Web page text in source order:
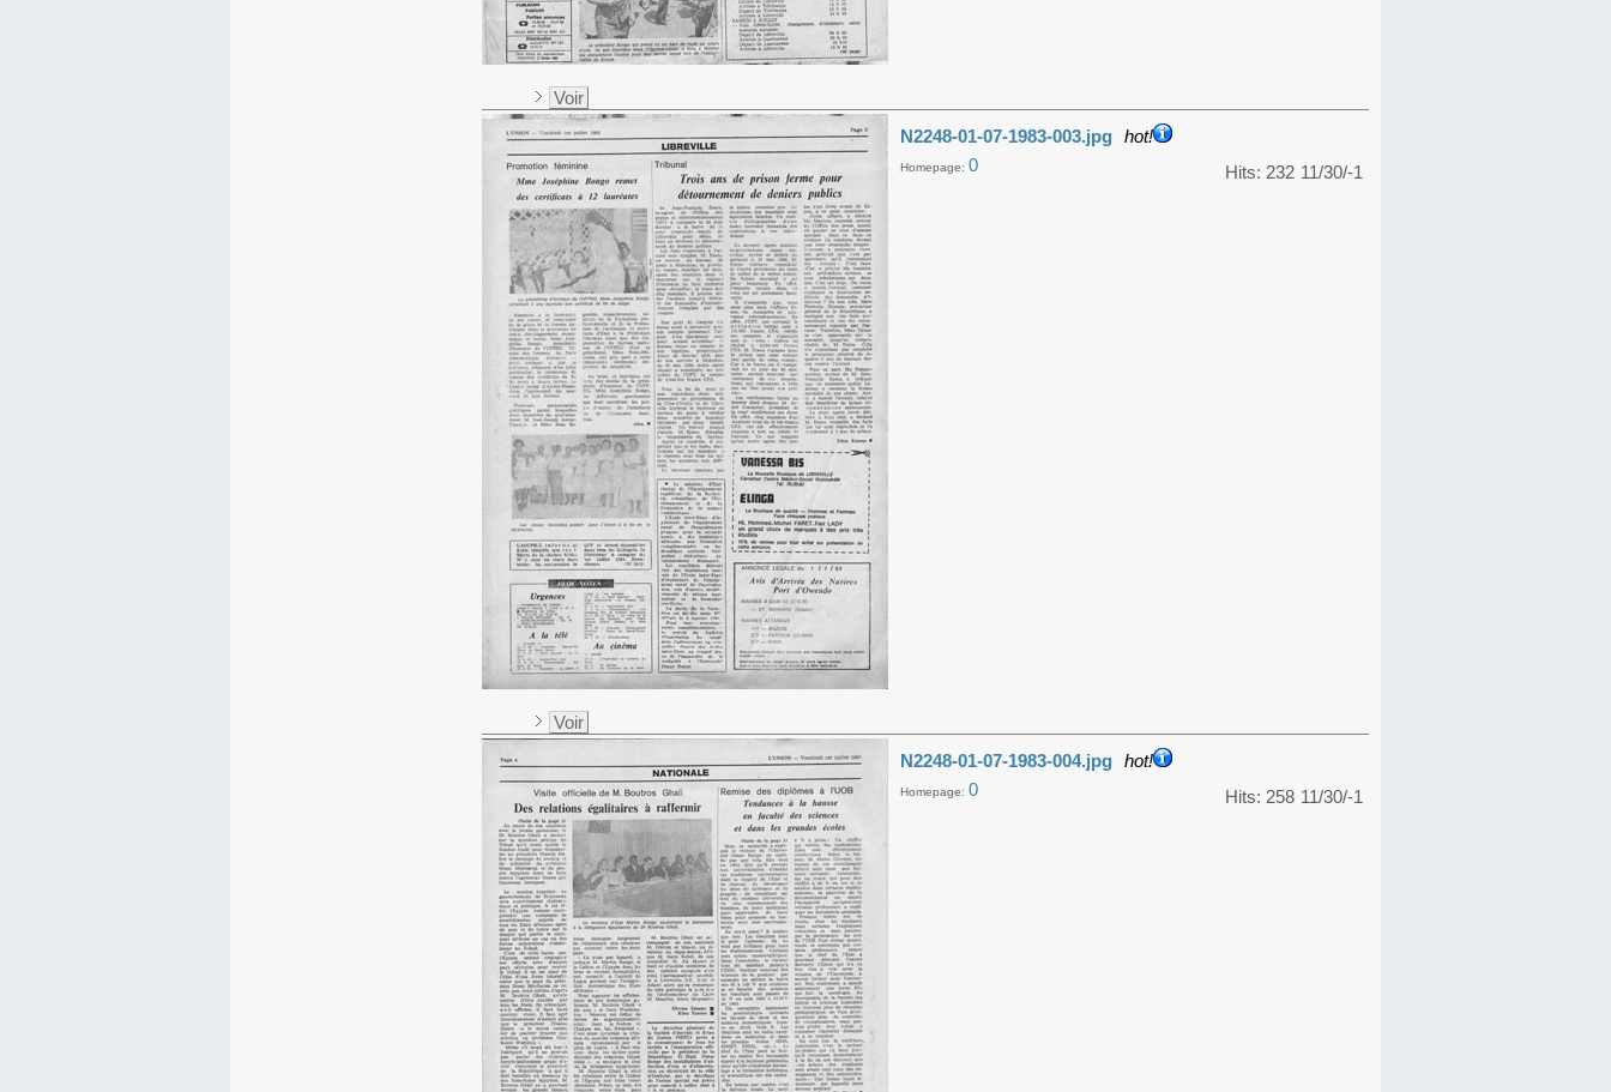
Voir
N2248-01-07-1983-003.jpg hot!
11/30/-1
Hits: 232
Homepage: 0
Voir
N2248-01-07-1983-004.jpg hot!
11/30/-1
Hits: 258
Homepage: 0